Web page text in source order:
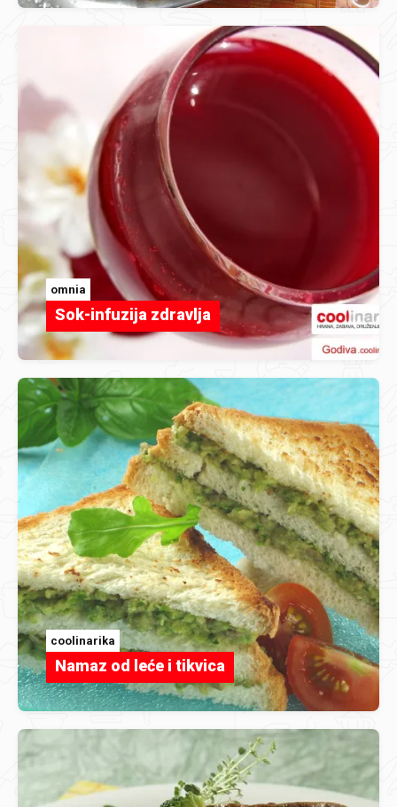
omnia
Sok-infuzija zdravlja
coolinarika
Namaz od leće i tikvica